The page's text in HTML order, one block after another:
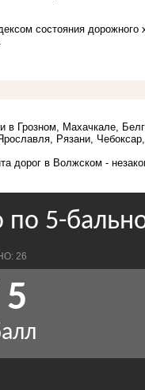
состояния дорожного
Грозном, Махачкале,
Рязани,
дорог в Волжском -